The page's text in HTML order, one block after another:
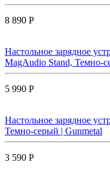
8 890 Р
Настольное зарядное
MagAudio Stand, Темно-
5 990 Р
Настольное зарядное
Темно-серый | Gunmetal
3 590 Р